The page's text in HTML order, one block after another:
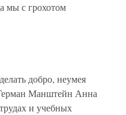
мы с грохотом
добро, неумея
Манштейн Анна
и учебных